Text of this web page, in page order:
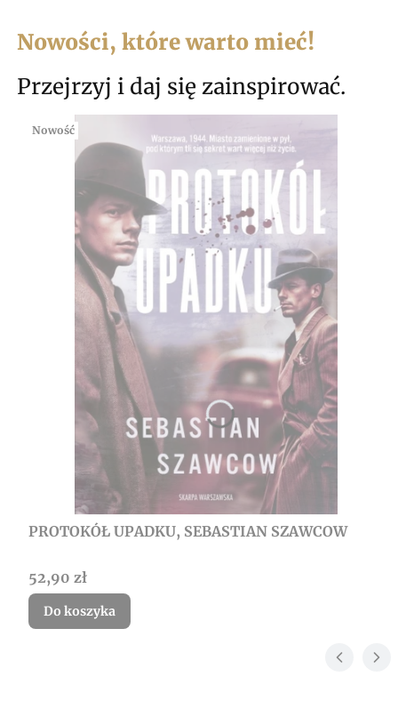
Nowości, które warto mieć!
Przejrzyj i daj się zainspirować.
Nowość
PROTOKÓŁ UPADKU, SEBASTIAN SZAWCOW
Cena
52,90 zł
Do koszyka